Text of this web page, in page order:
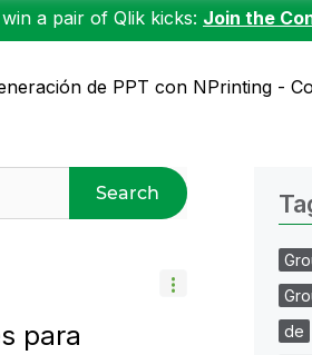
a pair of Qlik kicks: Join the
de PPT con NPrinting -
Search
para
de